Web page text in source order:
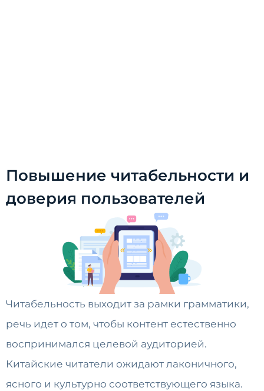
Повышение читабельности и
доверия пользователей
Читабельность выходит за рамки грамматики,
речь идет о том, чтобы контент естественно
воспринимался целевой аудиторией.
Китайские читатели ожидают лаконичного,
ясного и культурно соответствующего языка.